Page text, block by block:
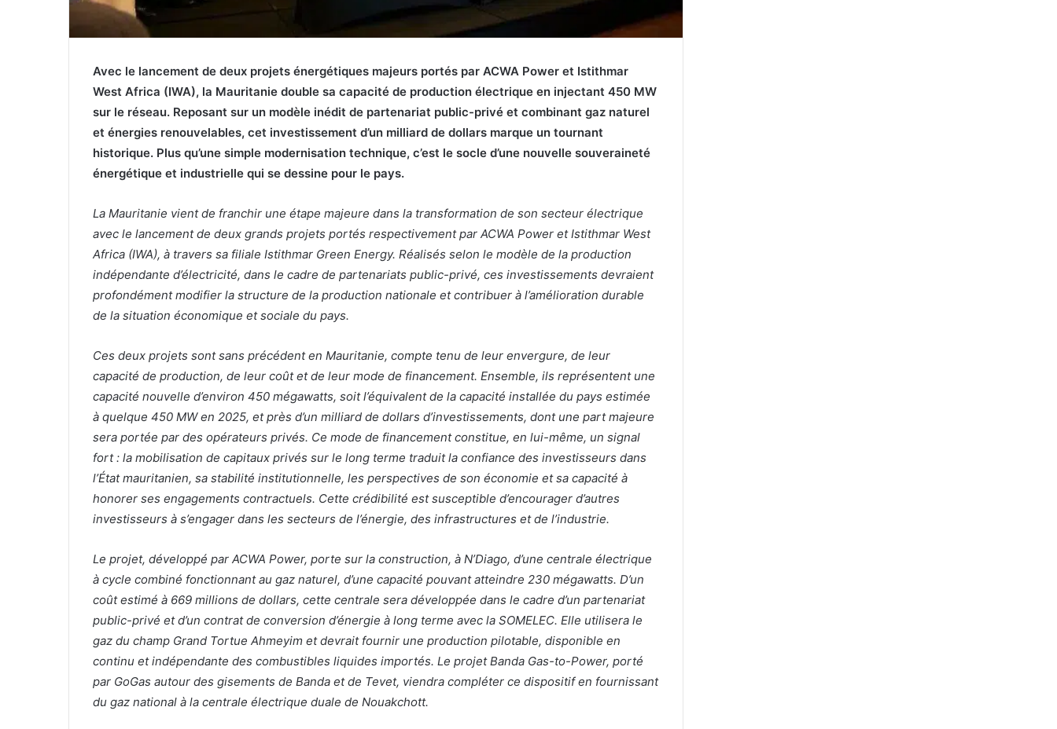
Avec le lancement de deux projets énergétiques majeurs portés par ACWA Power et Istithmar
West Africa (IWA), la Mauritanie double sa capacité de production électrique en injectant 450 MW
sur le réseau. Reposant sur un modèle inédit de partenariat public-privé et combinant gaz naturel
et énergies renouvelables, cet investissement d’un milliard de dollars marque un tournant
historique. Plus qu’une simple modernisation technique, c’est le socle d’une nouvelle souveraineté
énergétique et industrielle qui se dessine pour le pays.
La Mauritanie vient de franchir une étape majeure dans la transformation de son secteur électrique
avec le lancement de deux grands projets portés respectivement par ACWA Power et Istithmar West
Africa (IWA), à travers sa filiale Istithmar Green Energy. Réalisés selon le modèle de la production
indépendante d’électricité, dans le cadre de partenariats public-privé, ces investissements devraient
profondément modifier la structure de la production nationale et contribuer à l’amélioration durable
de la situation économique et sociale du pays.
Ces deux projets sont sans précédent en Mauritanie, compte tenu de leur envergure, de leur
capacité de production, de leur coût et de leur mode de financement. Ensemble, ils représentent une
capacité nouvelle d’environ 450 mégawatts, soit l’équivalent de la capacité installée du pays estimée
à quelque 450 MW en 2025, et près d’un milliard de dollars d’investissements, dont une part majeure
sera portée par des opérateurs privés. Ce mode de financement constitue, en lui-même, un signal
fort : la mobilisation de capitaux privés sur le long terme traduit la confiance des investisseurs dans
l’État mauritanien, sa stabilité institutionnelle, les perspectives de son économie et sa capacité à
honorer ses engagements contractuels. Cette crédibilité est susceptible d’encourager d’autres
investisseurs à s’engager dans les secteurs de l’énergie, des infrastructures et de l’industrie.
Le projet, développé par ACWA Power, porte sur la construction, à N’Diago, d’une centrale électrique
à cycle combiné fonctionnant au gaz naturel, d’une capacité pouvant atteindre 230 mégawatts. D’un
coût estimé à 669 millions de dollars, cette centrale sera développée dans le cadre d’un partenariat
public-privé et d’un contrat de conversion d’énergie à long terme avec la SOMELEC. Elle utilisera le
gaz du champ Grand Tortue Ahmeyim et devrait fournir une production pilotable, disponible en
continu et indépendante des combustibles liquides importés. Le projet Banda Gas-to-Power, porté
par GoGas autour des gisements de Banda et de Tevet, viendra compléter ce dispositif en fournissant
du gaz national à la centrale électrique duale de Nouakchott.